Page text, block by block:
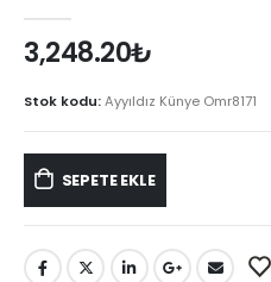
3,248.20₺
Stok kodu:Ayyıldız Künye Omr8171
SEPETE EKLE